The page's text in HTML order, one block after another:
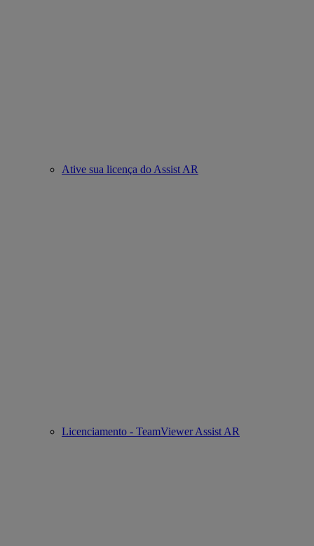
Ative sua licença do Assist AR
Licenciamento - TeamViewer Assist AR